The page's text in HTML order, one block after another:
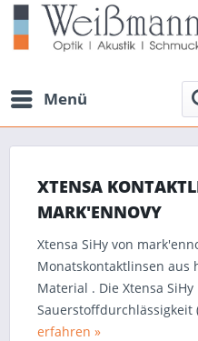
Menü
XTENSA
MARK'ENNOVY
Xtensa SiHy von
Monatskontaktlinsen aus
Material . Die Xtensa
Sauerstoffdurchlässigkeit
erfahren »